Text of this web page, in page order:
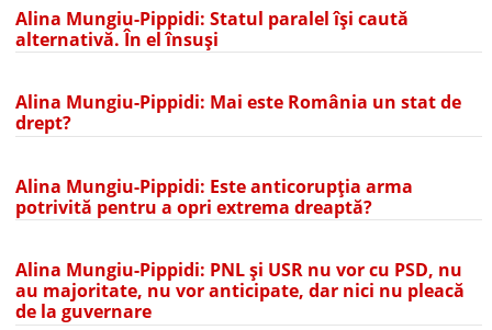
Alina Mungiu-Pippidi: Statul paralel își caută
alternativă. În el însuși
Alina Mungiu-Pippidi: Mai este România un stat de
drept?
Alina Mungiu-Pippidi: Este anticorupția arma
potrivită pentru a opri extrema dreaptă?
Alina Mungiu-Pippidi: PNL și USR nu vor cu PSD, nu
au majoritate, nu vor anticipate, dar nici nu pleacă
de la guvernare